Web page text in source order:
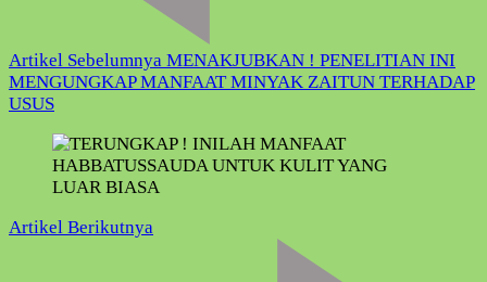
Artikel Sebelumnya MENAKJUBKAN ! PENELITIAN INI
MENGUNGKAP MANFAAT MINYAK ZAITUN TERHADAP
USUS
Artikel Berikutnya